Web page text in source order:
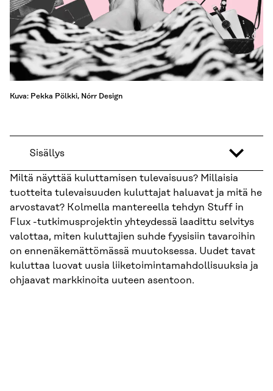
Kuva: Pekka Pölkki, Nórr Design
Sisällys
Miltä näyttää kuluttamisen tulevaisuus? Millaisia
tuotteita tulevaisuuden kuluttajat haluavat ja mitä he
arvostavat? Kolmella mantereella tehdyn Stuff in
Flux -tutkimusprojektin yhteydessä laadittu selvitys
valottaa, miten kuluttajien suhde fyysisiin tavaroihin
on ennenäkemättömässä muutoksessa. Uudet tavat
kuluttaa luovat uusia liiketoimintamahdollisuuksia ja
ohjaavat markkinoita uuteen asentoon.